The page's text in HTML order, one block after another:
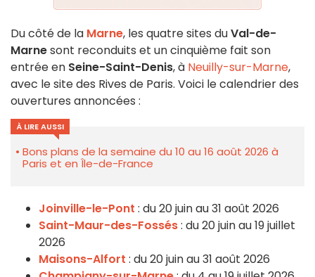
Du côté de la Marne, les quatre sites duVal-de-
Marnesont reconduits et un cinquième fait son
entrée en Seine-Saint-Denis, à Neuilly-sur-Marne,
avec le site des Rives de Paris. Voici le calendrier des
ouvertures annoncées :
À LIRE AUSSI
Bons plans de la semaine du 10 au 16 août 2026 à
Paris et en Île-de-France
Joinville-le-Pont : du 20 juin au 31 août 2026
Saint-Maur-des-Fossés: du 20 juin au 19 juillet
2026
Maisons-Alfort : du 20 juin au 31 août 2026